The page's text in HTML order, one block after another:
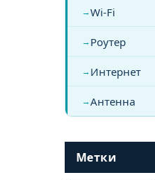
Wi-Fi
Роутер
Интернет
Антенна
Метки